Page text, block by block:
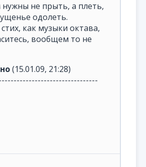
не прыть, а плеть,
одолеть.
как музыки октава,
вообщем то не
(15.01.09, 21:28)